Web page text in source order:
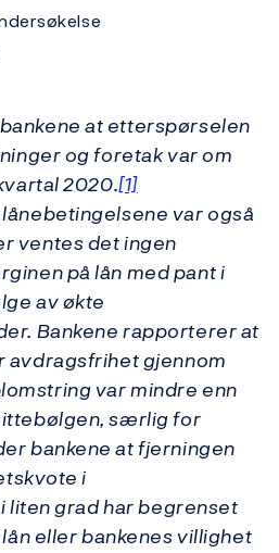
at etterspørselen
og foretak var om
2020.[1]
var også
ventes det ingen
på lån med pant i
av økte
Bankene rapporterer at
gjennom
var mindre enn
særlig for
bankene at fjerningen
i
grad har begrenset
eller bankenes villighet